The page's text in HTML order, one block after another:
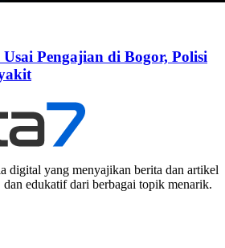
Pengajian di Bogor, Polisi
digital yang menyajikan berita dan artikel
edukatif dari berbagai topik menarik.